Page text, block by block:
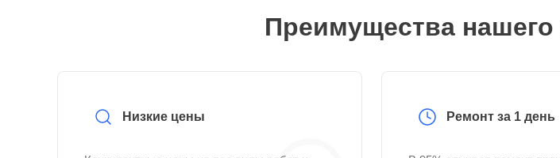
Преимущества нашего
Низкие цены Ремонт за 1 день